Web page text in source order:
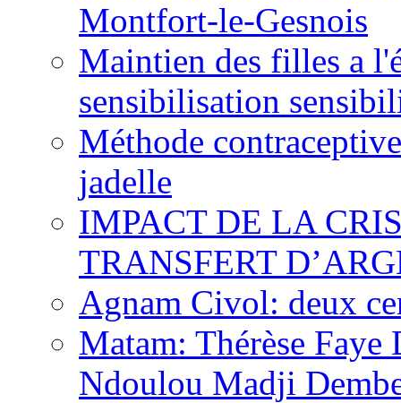
Montfort-le-Gesnois
Maintien des filles a
sensibilisation
Méthode
jadelle
IMPACT DE LA
TRANSFERT
Agnam Civol: deux
Matam: Thérèse
Ndoulou Madji